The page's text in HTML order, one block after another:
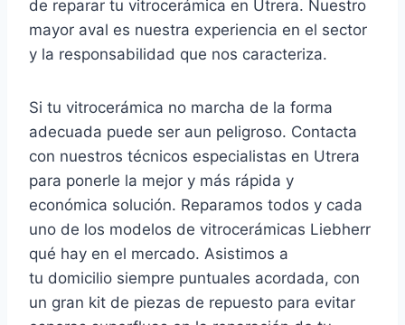
de reparar tu vitrocerámica en Utrera. Nuestro
mayor aval es nuestra experiencia en el sector
y la responsabilidad que nos caracteriza.
Si tu vitrocerámica no marcha de la forma
adecuada puede ser aun peligroso. Contacta
con nuestros técnicos especialistas en Utrera
para ponerle la mejor y más rápida y
económica solución. Reparamos todos y cada
uno de los modelos de vitrocerámicas Liebherr
qué hay en el mercado. Asistimos a
tu domicilio siempre puntuales acordada, con
un gran kit de piezas de repuesto para evitar